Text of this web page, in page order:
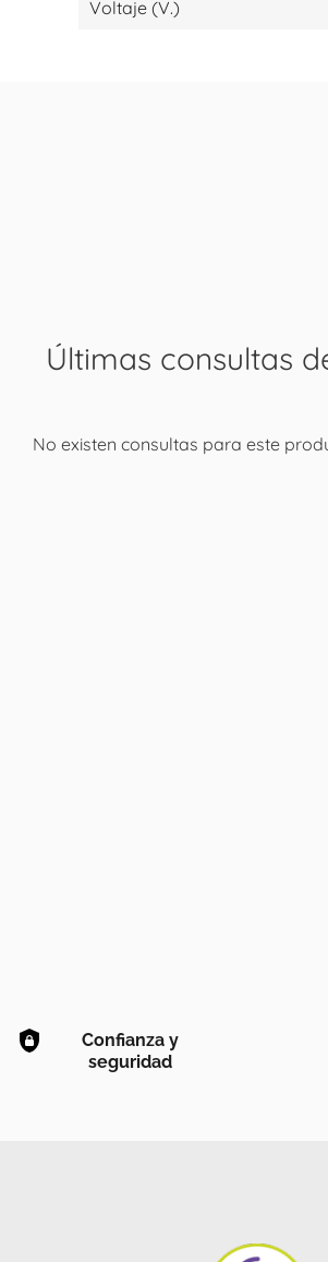
Voltaje (V.)
Últimas consultas
No existen consultas para este
Confianza y
seguridad